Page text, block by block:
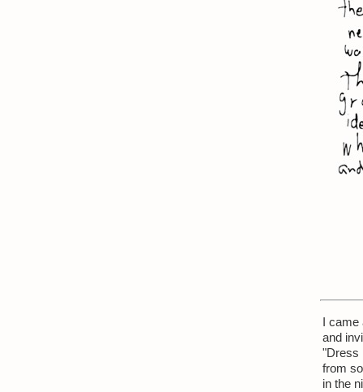
I came
and
"Dress
from
in the